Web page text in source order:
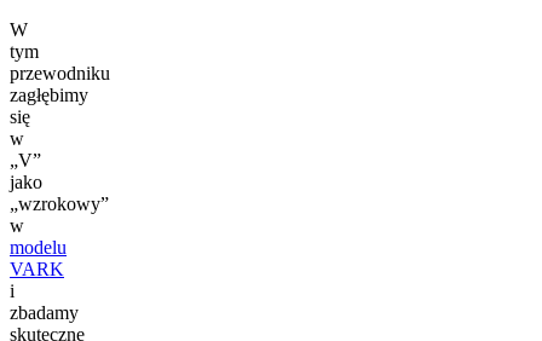
W
tym
przewodniku
zagłębimy
się
w
„V”
jako
„wzrokowy”
w
modelu
VARK
i
zbadamy
skuteczne